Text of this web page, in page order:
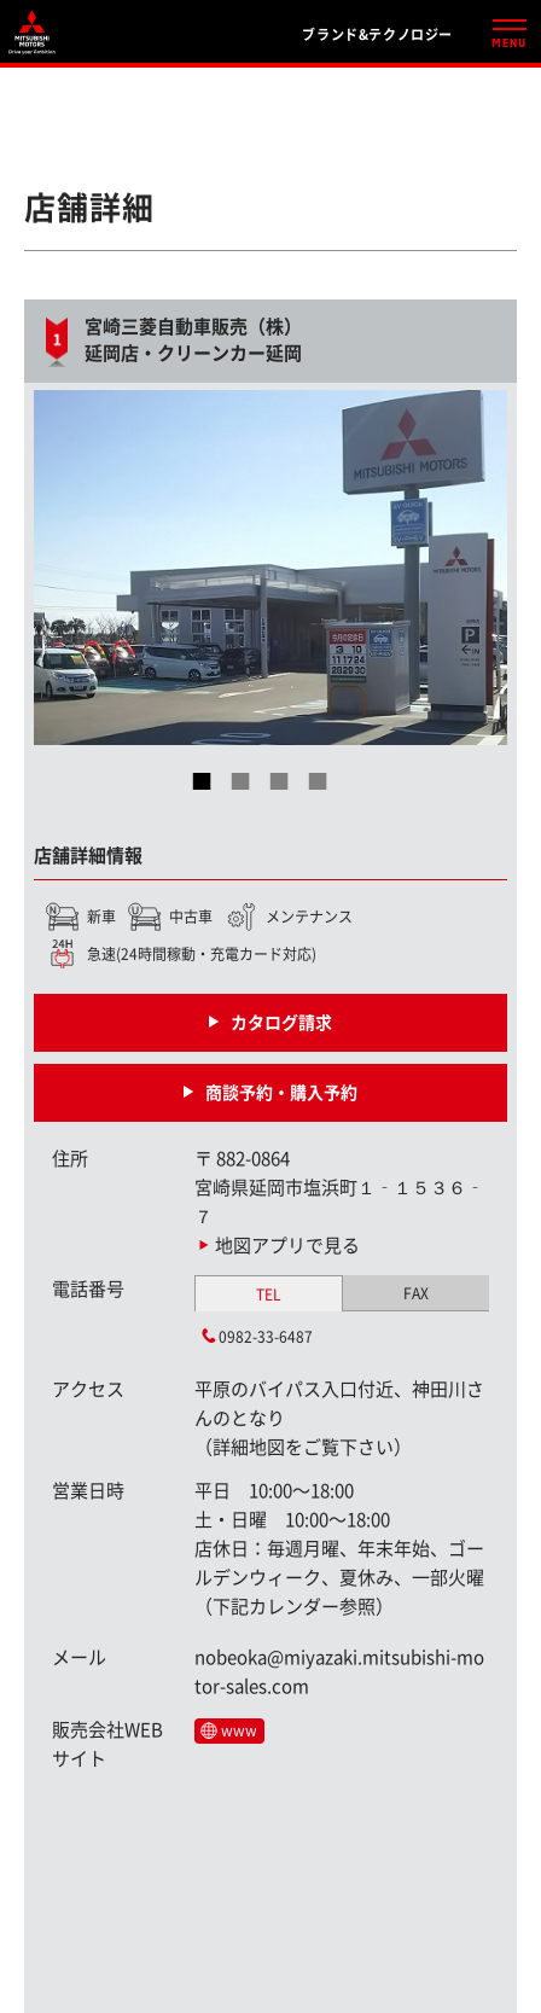
ブランド&テクノロジー
店舗詳細
宮崎三菱自動車販売（株）
延岡店・クリーンカー延岡
店舗詳細情報
新車 中古車 メンテナンス
急速(24時間稼動・充電カード対応)
カタログ請求
商談予約・購入予約
住所 〒 882-0864
宮崎県延岡市塩浜町１‐１５３６‐
７
地図アプリで見る
電話番号 TEL FAX
0982-33-6487
アクセス
平原のバイパス入口付近、神田川さ
んのとなり
（詳細地図をご覧下さい）
営業日時
平日 10:00〜18:00
土・日曜 10:00〜18:00
店休日：毎週月曜、年末年始、ゴー
ルデンウィーク、夏休み、一部火曜
（下記カレンダー参照）
メール
nobeoka@miyazaki.mitsubishi-mo
tor-sales.com
販売会社WEB
サイト
www